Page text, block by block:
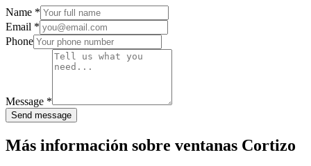
Name *
Email *
Phone
Message *
Send message
Más información sobre ventanas Cortizo